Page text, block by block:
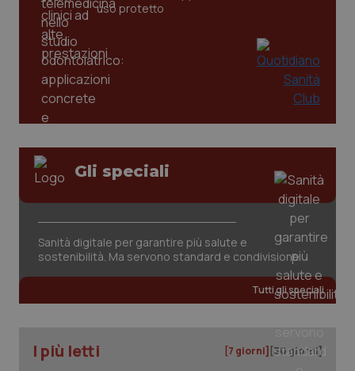
uso protetto
Gli speciali
Sanità digitale per garantire più salute e
sostenibilità. Ma servono standard e condivisione
Tutti gli speciali
I più letti [7 giorni] [30 giorni]